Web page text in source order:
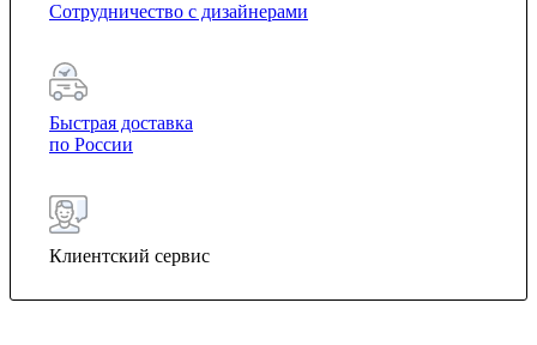
Сотрудничество с дизайнерами
Быстрая доставка
по России
Клиентский сервис